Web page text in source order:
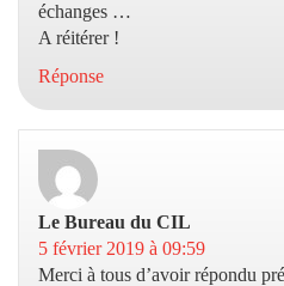
échanges …
A réitérer !
Réponse
Le Bureau du CIL
5 février 2019 à 09:59
Merci à tous d’avoir répondu